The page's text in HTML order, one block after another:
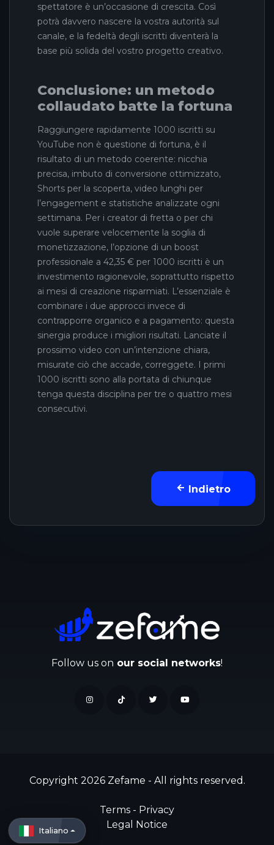
spettatore è un’occasione di crescita. Così
potrà davvero nascere la vostra autorità sul
canale, e la fedeltà degli iscritti diventerà la
base più solida del vostro progetto creativo.
Conclusione: un metodo
collaudato batte la fortuna
Raggiungere rapidamente 1000 iscritti su
YouTube non è questione di fortuna, è il
risultato di un metodo coerente: nicchia
precisa, imbuto di conversione ottimizzato,
Shorts per la scoperta, video lunghi per
l’engagement e statistiche analizzate ogni
settimana. Per i creator di fretta o per chi
vuole superare velocemente la soglia di
monetizzazione, l’opzione di un boost
professionale a 42,35 € per 1000 iscritti è un
investimento ragionevole, soprattutto rispetto
ai mesi di creazione risparmiati. L’essenziale è
combinare i due approcci invece di
contrapporre organico e a pagamento: questa
sinergia produce i migliori risultati. Lanciate il
prossimo video con un’intenzione chiara,
misurate ciò che accade, correggete. I primi
1000 iscritti sono alla portata di chiunque
tenga questa disciplina per tre o quattro mesi
consecutivi.
Indietro
Follow us on our social networks!
Copyright 2026 Zefame - All rights reserved.
Terms - Privacy
Legal Notice
Italiano